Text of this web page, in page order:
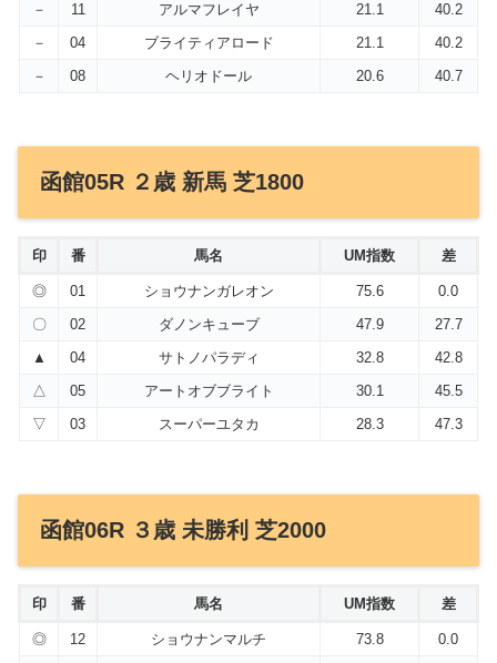
－
11 アルマフレイヤ 21.1
40.2
－
04 ブライティアロード 21.1
40.2
－
08 ヘリオドール 20.6 40.7
函館05R ２歳 新馬 芝1800
印 番 馬名 UM指数 差
◎ 01 ショウナンガレオン 75.6
0.0
〇
02 ダノンキューブ 47.9
27.7
▲
04 サトノパラディ 32.8
42.8
△
05 アートオブブライト 30.1
45.5
▽
03 スーパーユタカ 28.3 47.3
函館06R ３歳 未勝利 芝2000
印 番 馬名 UM指数 差
◎ 12 ショウナンマルチ 73.8
0.0